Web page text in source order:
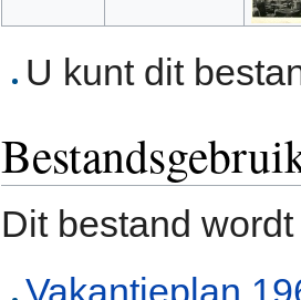
U kunt dit
Dit bestand
Vakantieplan